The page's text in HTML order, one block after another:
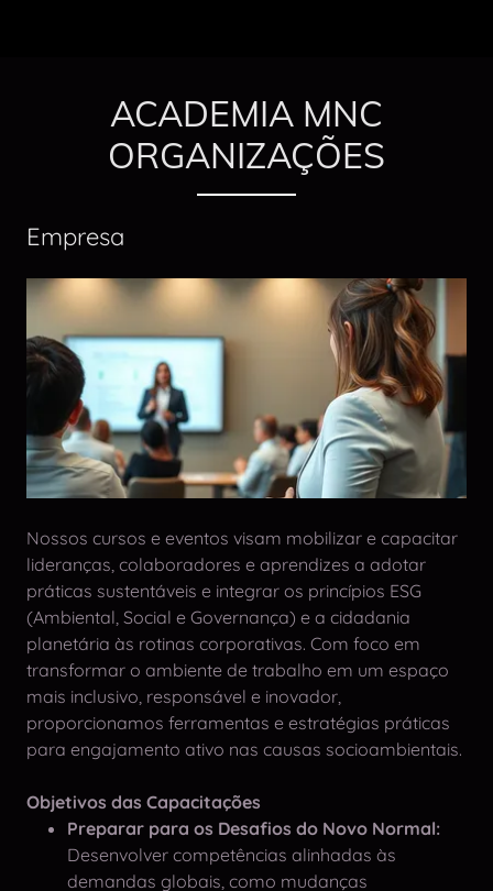
ACADEMIA MNC
ORGANIZAÇÕES
Empresa
Nossos cursos e eventos visam mobilizar e capacitar
lideranças, colaboradores e aprendizes a adotar
práticas sustentáveis e integrar os princípios ESG
(Ambiental, Social e Governança) e a cidadania
planetária às rotinas corporativas. Com foco em
transformar o ambiente de trabalho em um espaço
mais inclusivo, responsável e inovador,
proporcionamos ferramentas e estratégias práticas
para engajamento ativo nas causas socioambientais.
Objetivos das Capacitações
Preparar para os Desafios do Novo Normal:
Desenvolver competências alinhadas às
demandas globais, como mudanças